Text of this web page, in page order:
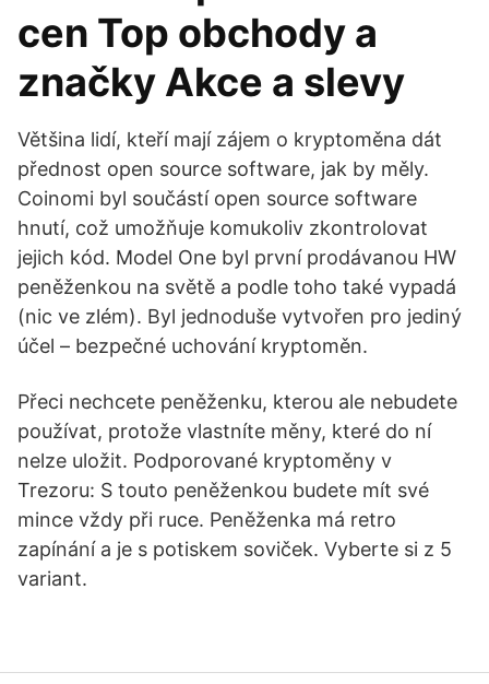
cen Top obchody a
značky Akce a slevy
Většina lidí, kteří mají zájem o kryptoměna dát
přednost open source software, jak by měly.
Coinomi byl součástí open source software
hnutí, což umožňuje komukoliv zkontrolovat
jejich kód. Model One byl první prodávanou HW
peněženkou na světě a podle toho také vypadá
(nic ve zlém). Byl jednoduše vytvořen pro jediný
účel – bezpečné uchování kryptoměn.
Přeci nechcete peněženku, kterou ale nebudete
používat, protože vlastníte měny, které do ní
nelze uložit. Podporované kryptoměny v
Trezoru: S touto peněženkou budete mít své
mince vždy při ruce. Peněženka má retro
zapínání a je s potiskem soviček. Vyberte si z 5
variant.